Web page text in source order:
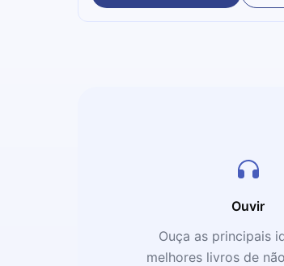
Ouvir
Ouça as principais
melhores livros de